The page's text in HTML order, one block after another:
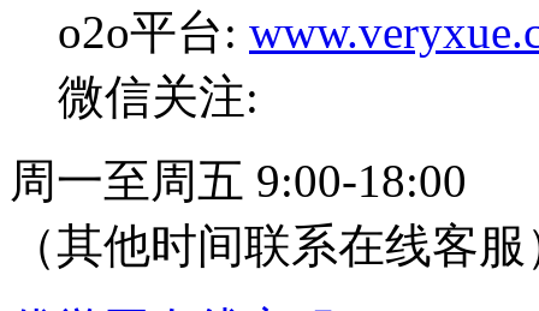
o2o平台:
微信关注:
周一至周五 9:00-18:00
（其他时间联系在线客服